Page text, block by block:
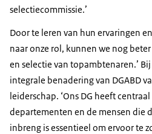
selectiecommissie.’
Door te leren van hun ervaringen
naar onze rol, kunnen we nog
en selectie van topambtenaren.’
integrale benadering van DGABD
leiderschap. ‘Ons DG heeft
departementen en de mensen die
inbreng is essentieel om ervoor te